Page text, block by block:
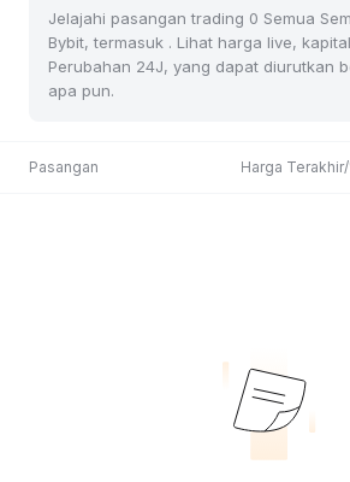
Jelajahi pasangan trading 0 Semua
Bybit, termasuk . Lihat harga live,
Perubahan 24J, yang dapat diurutkan
apa pun.
Pasangan Harga